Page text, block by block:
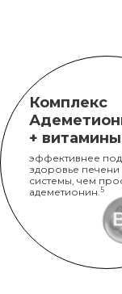
Комплекс
+
эффективнее
здоровье печени
системы, чем
адеметионин. 5